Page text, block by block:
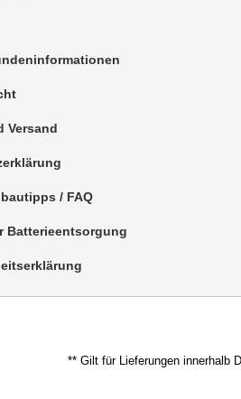
Versand
/ FAQ
Batterieentsorgung
** Gilt für Lieferungen innerhalb